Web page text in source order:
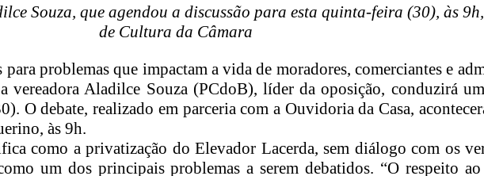
Souza, que agendou a discussão para esta quinta-feira (30), às
de Cultura da Câmara
problemas que impactam a vida de moradores, comerciantes e
vereadora Aladilce Souza (PCdoB), líder da oposição, conduzirá
O debate, realizado em parceria com a Ouvidoria da Casa,
às 9h.
como a privatização do Elevador Lacerda, sem diálogo com os
um dos principais problemas a serem debatidos. “O respeito